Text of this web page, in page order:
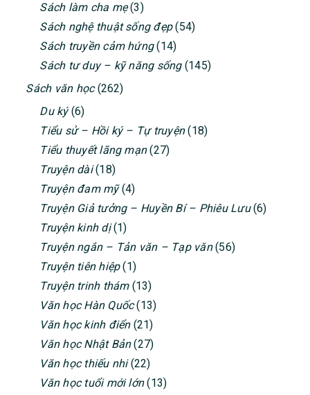
Sách làm cha mẹ(3)
Sách nghệ thuật sống đẹp(54)
Sách truyền cảm hứng(14)
Sách tư duy – kỹ năng sống(145)
Sách văn học(262)
Du ký(6)
Tiểu sử – Hồi ký – Tự truyện(18)
Tiểu thuyết lãng mạn(27)
Truyện dài(18)
Truyện đam mỹ(4)
Truyện Giả tưởng – Huyền Bí – Phiêu Lưu(6)
Truyện kinh dị(1)
Truyện ngắn – Tản văn – Tạp văn(56)
Truyện tiên hiệp(1)
Truyện trinh thám(13)
Văn học Hàn Quốc(13)
Văn học kinh điển(21)
Văn học Nhật Bản(27)
Văn học thiếu nhi(22)
Văn học tuổi mới lớn(13)